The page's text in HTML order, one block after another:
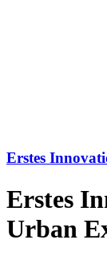
Erstes
Erstes
Urban